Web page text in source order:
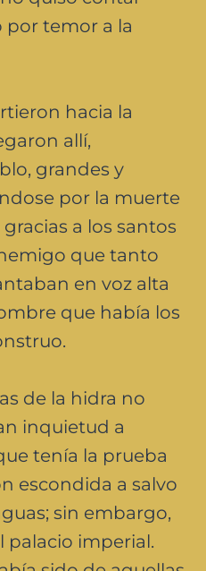
por temor a la
hacia la
allí,
grandes y
por la muerte
a los santos
que tanto
en voz alta
que había los
de la hidra no
inquietud a
tenía la prueba
escondida a salvo
sin embargo,
palacio imperial.